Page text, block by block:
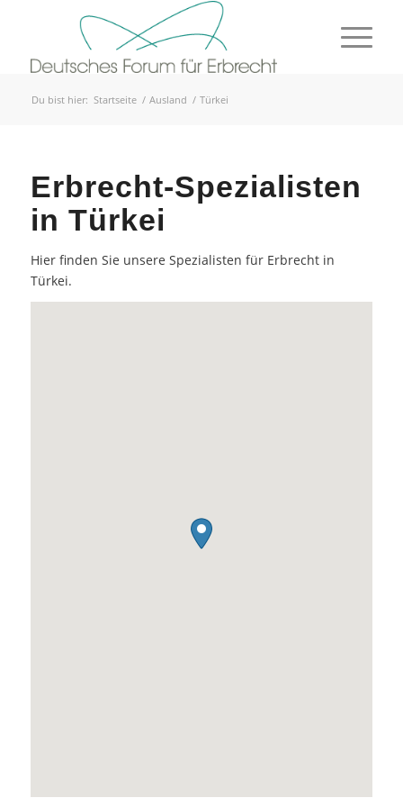
Du bist hier: Startseite / Ausland / Türkei
Erbrecht-Spezialisten
in Türkei
Hier finden Sie unsere Spezialisten für Erbrecht in
Türkei.